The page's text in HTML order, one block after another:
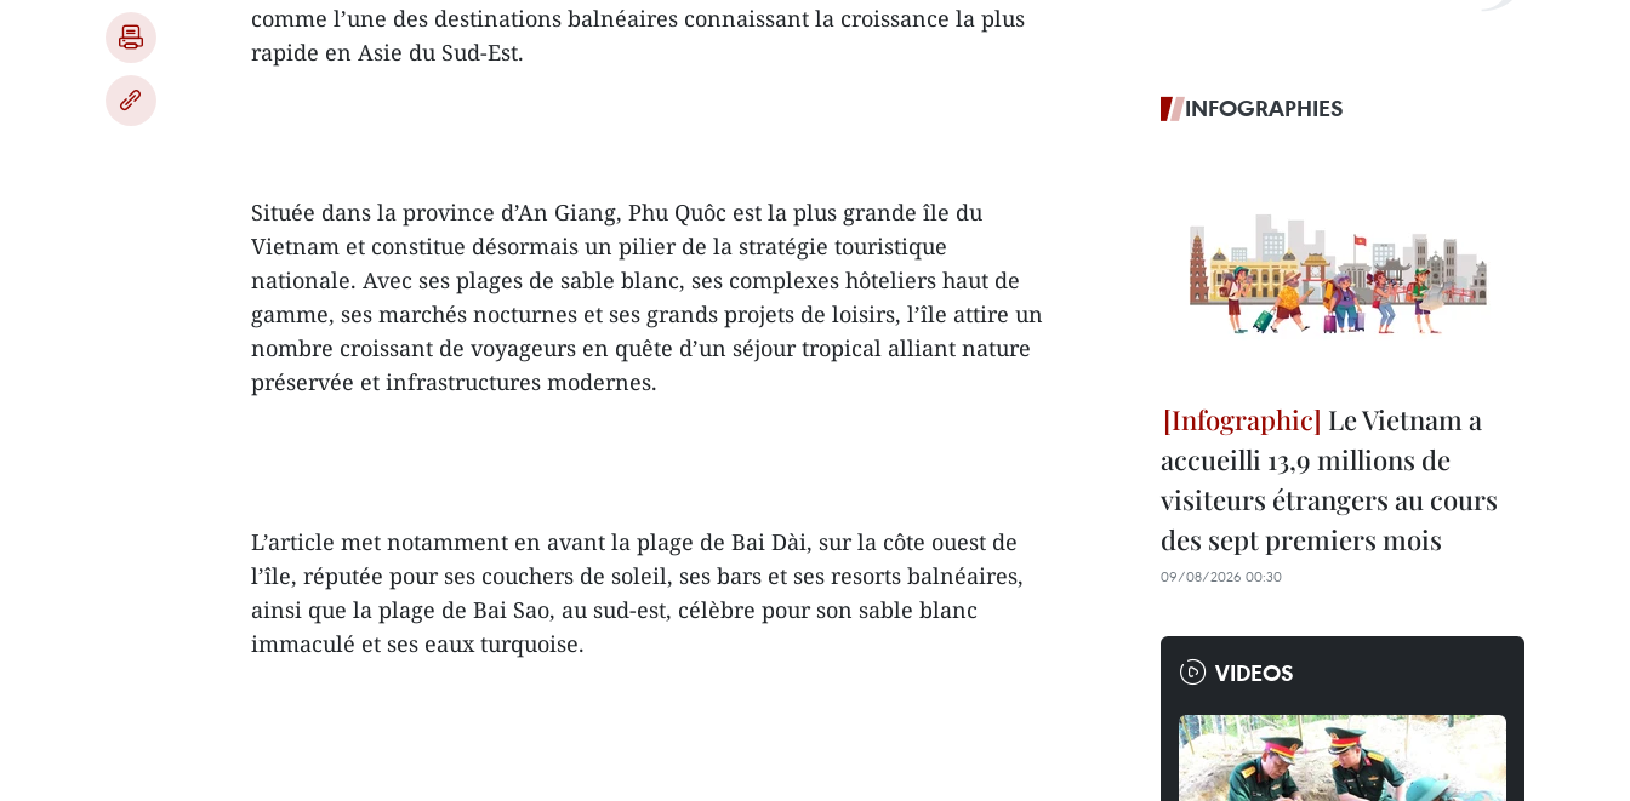
comme l’une des destinations balnéaires connaissant la croissance la plus
rapide en Asie du Sud-Est.
Située dans la province d’An Giang, Phu Quôc est la plus grande île du
Vietnam et constitue désormais un pilier de la stratégie touristique
nationale. Avec ses plages de sable blanc, ses complexes hôteliers haut de
gamme, ses marchés nocturnes et ses grands projets de loisirs, l’île attire un
nombre croissant de voyageurs en quête d’un séjour tropical alliant nature
préservée et infrastructures modernes.
L’article met notamment en avant la plage de Bai Dài, sur la côte ouest de
l’île, réputée pour ses couchers de soleil, ses bars et ses resorts balnéaires,
ainsi que la plage de Bai Sao, au sud-est, célèbre pour son sable blanc
immaculé et ses eaux turquoise.
INFOGRAPHIES
Le Vietnam a
accueilli 13,9 millions de
visiteurs étrangers au cours
des sept premiers mois
09/08/2026 00:30
VIDEOS